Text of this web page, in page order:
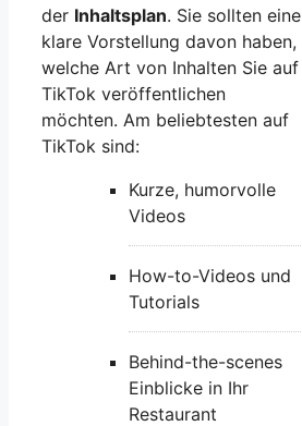
der Inhaltsplan. Sie sollten eine
klare Vorstellung davon haben,
welche Art von Inhalten Sie auf
TikTok veröffentlichen
möchten. Am beliebtesten auf
TikTok sind:
Kurze, humorvolle
Videos
How-to-Videos und
Tutorials
Behind-the-scenes
Einblicke in Ihr
Restaurant